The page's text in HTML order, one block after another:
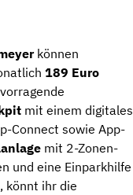
können
189 Euro
mit einem digitales
Connect sowie App-
mit 2-Zonen-
und eine Einparkhilfe
könnt ihr die